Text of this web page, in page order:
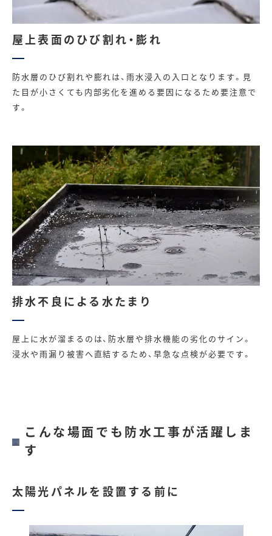
屋上表面のひび割れ・膨れ
防水層のひび割れや膨れは、雨水浸入の入口となります。見
た目が小さくても内部劣化を進める要因になるため要注意で
す。
排水不良による水たまり
屋上に水が溜まるのは、防水層や排水機能の劣化のサイン。
浸水や雨漏り被害へ直結するため、早急な点検が必要です。
こんな場面でも防水工事が活躍しま
す
太陽光パネルを設置する前に